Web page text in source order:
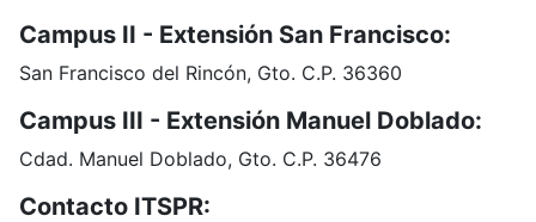
Campus II - Extensión San Francisco:
San Francisco del Rincón, Gto. C.P. 36360
Campus III - Extensión Manuel Doblado:
Cdad. Manuel Doblado, Gto. C.P. 36476
Contacto ITSPR: